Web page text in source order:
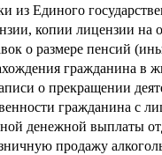
из Единого
копии лицензии на
о размере пенсий
гражданина в
о прекращении
гражданина с
денежной выплаты
продажу